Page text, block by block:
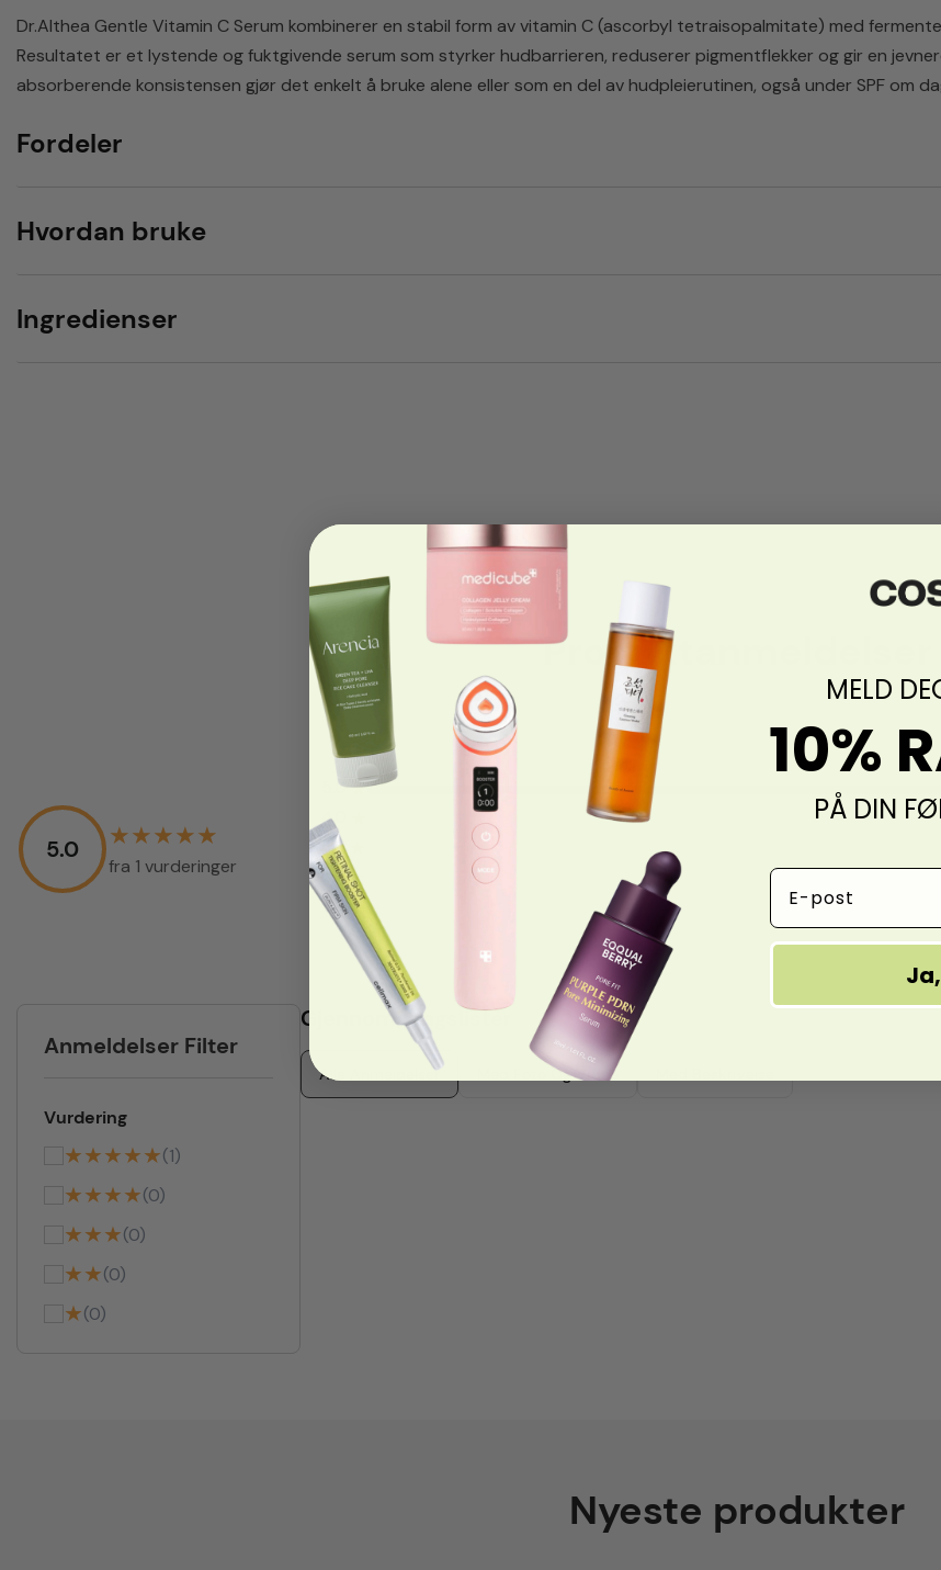
Dr.Althea Gentle Vitamin C Serum kombinerer en stabil form av vitamin C (ascorbyl tetraisopalmitate) med
Resultatet er et lystende og fuktgivende serum som styrker hudbarrieren, reduserer pigmentflekker og gir en
absorberende konsistensen gjør det enkelt å bruke alene eller som en del av hudpleierutinen, også under SPF om
Fordeler
Hvordan bruke
Ingredienser
Produktanmeldelser
5.0 ★★★★★
fra 1 vurderinger
5.0★
4.0
3.0★
2.0★
1.0★
Anmeldelser Filter
Vurdering
★★★★★(1)
★★★★(0)
★★★(0)
★★(0)
★(0)
Gjennomgangslister
Alle Anmeldelser Med Foto Og Video
Nyeste produkter
MELD
10%
PÅ DIN
Email Address